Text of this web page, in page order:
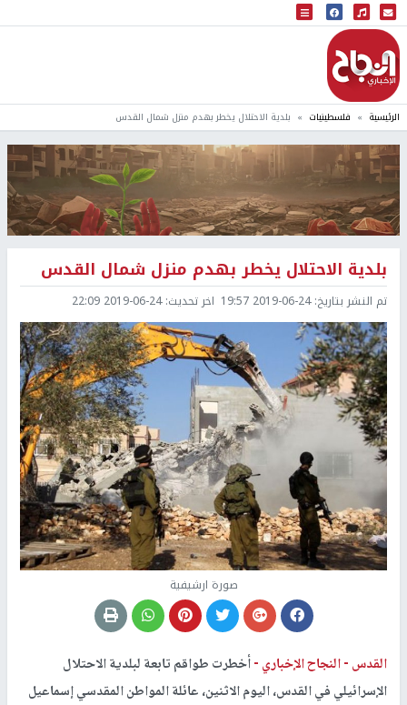
البث المباشر
إذاعة النجاح
الرئيسية فلسطينيات بلدية الاحتلال يخطر بهدم منزل شمال القدس
بلدية الاحتلال يخطر بهدم منزل شمال القدس
تم النشر بتاريخ:2019-06-24 19:57 اخر تحديث:2019-06-24 22:09
صورة ارشيفية
القدس -النجاح الإخباري -أخطرت طواقم تابعة لبلدية الاحتلال
الإسرائيلي في القدس، اليوم الاثنين، عائلة المواطن المقدسي إسماعيل